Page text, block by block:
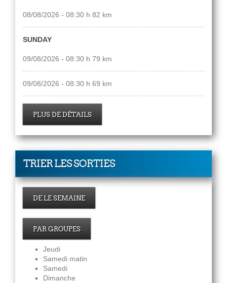
08/08/2026 - 08:30 h 82 km
SUNDAY
09/08/2026 - 08:30 h 79 km
09/08/2026 - 08:30 h 69 km
PLUS DE DÉTAILS
TRIER LES SORTIES
DE LE SEMAINE
PAR GROUPES
Jeudi
Samedi matin
Samedi
Dimanche